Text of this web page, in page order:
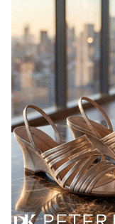
Компания
Co., Ltd.,
Гуанчжоу,
объединяющей
07.08.2026 790